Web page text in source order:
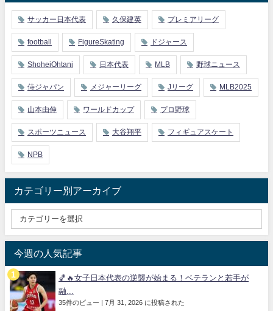
サッカー日本代表 久保建英 プレミアリーグ
football FigureSkating ドジャース
ShoheiOhtani 日本代表 MLB 野球ニュース
侍ジャパン メジャーリーグ Jリーグ MLB2025
山本由伸 ワールドカップ プロ野球
スポーツニュース 大谷翔平 フィギュアスケート
NPB
カテゴリー別アーカイブ
今週の人気記事
🏀🔥女子日本代表の逆襲が始まる！ベテランと若手が
融...
35件のビュー | 7月 31, 2026 に投稿された